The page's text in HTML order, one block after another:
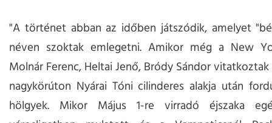
"A történet abban az időben játszódik, amelyet
néven szoktak emlegetni. Amikor még a New
Molnár Ferenc, Heltai Jenő, Bródy Sándor vitatkoztak
nagykörúton Nyárai Tóni cilinderes alakja után
hölgyek. Mikor Május 1-re virradó éjszaka